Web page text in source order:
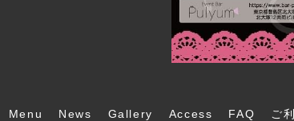
Menu News Gallery Access FAQ ご